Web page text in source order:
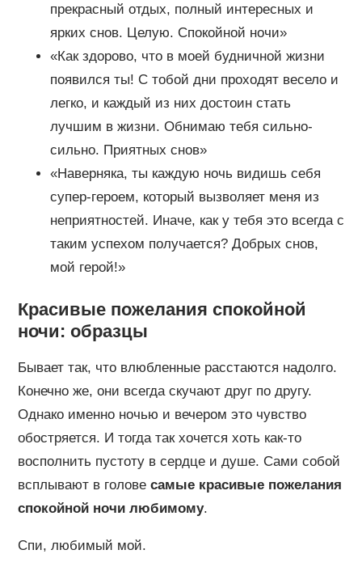
прекрасный отдых, полный интересных и
ярких снов. Целую. Спокойной ночи»
«Как здорово, что в моей будничной жизни
появился ты! С тобой дни проходят весело и
легко, и каждый из них достоин стать
лучшим в жизни. Обнимаю тебя сильно-
сильно. Приятных снов»
«Наверняка, ты каждую ночь видишь себя
супер-героем, который вызволяет меня из
неприятностей. Иначе, как у тебя это всегда с
таким успехом получается? Добрых снов,
мой герой!»
Красивые пожелания спокойной
ночи: образцы
Бывает так, что влюбленные расстаются надолго.
Конечно же, они всегда скучают друг по другу.
Однако именно ночью и вечером это чувство
обостряется. И тогда так хочется хоть как-то
восполнить пустоту в сердце и душе. Сами собой
всплывают в голове самые красивые пожелания
спокойной ночи любимому.
Спи, любимый мой.